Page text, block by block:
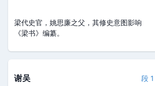
梁代史官，姚思廉之父，其修史意图影响
《梁书》编纂。
谢吴 段 1